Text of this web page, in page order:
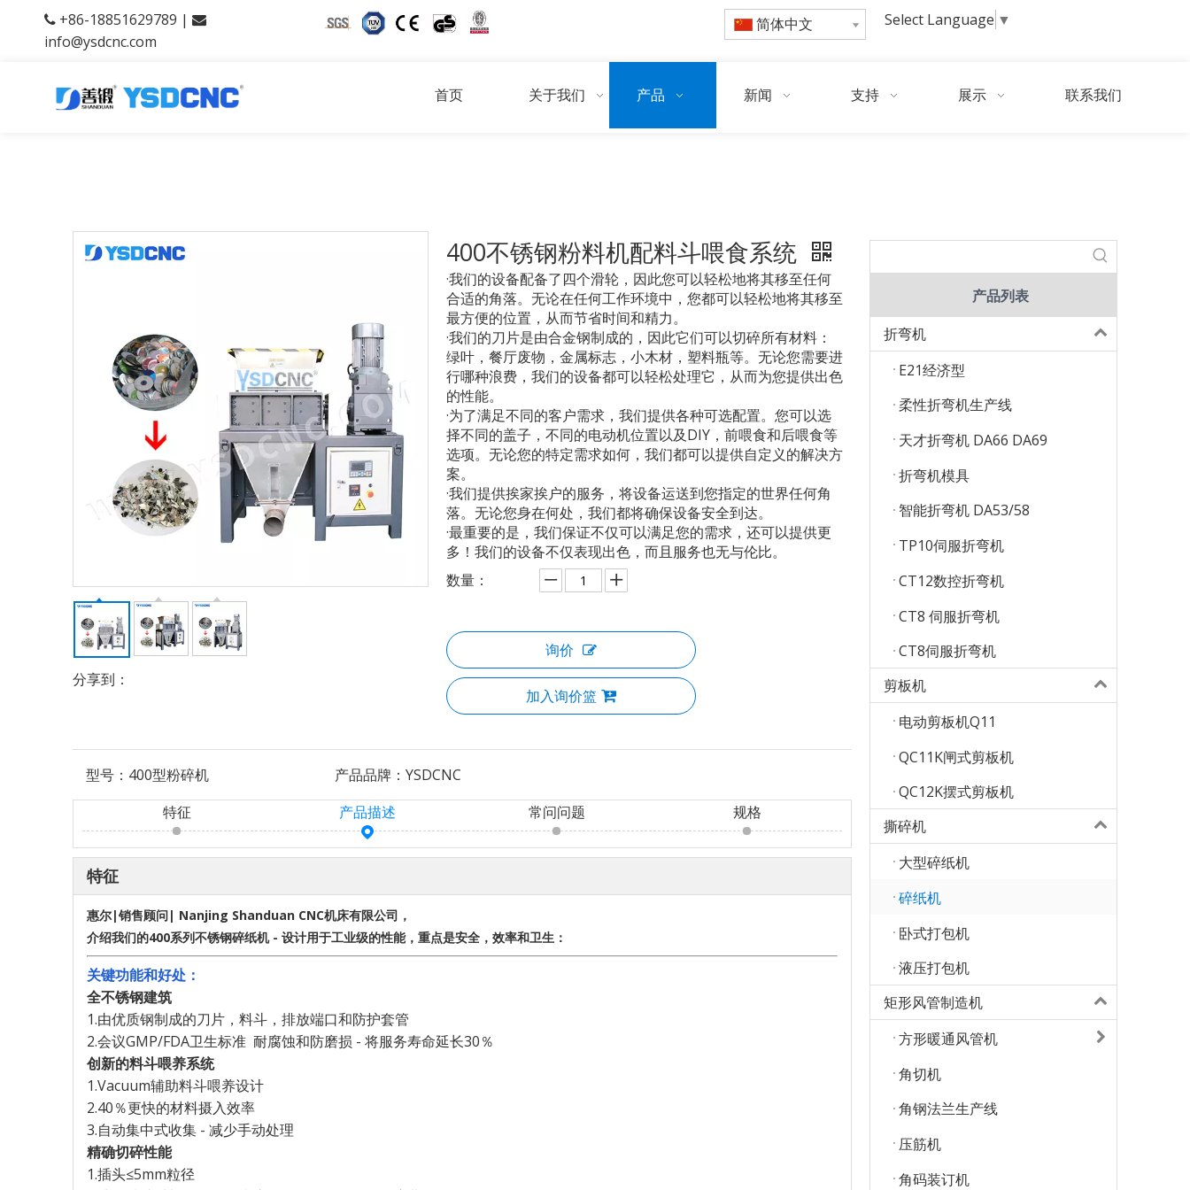
 +86-18851629789 | 
info@ysdcnc.com
简体中文 Select Language ▼
首页 关于我们 产品 新闻 支持 展示 联系我们
分享到：
400不锈钢粉料机配料斗喂食系统
·我们的设备配备了四个滑轮，因此您可以轻松地将其移至任何
合适的角落。无论在任何工作环境中，您都可以轻松地将其移至
最方便的位置，从而节省时间和精力。
·我们的刀片是由合金钢制成的，因此它们可以切碎所有材料：
绿叶，餐厅废物，金属标志，小木材，塑料瓶等。无论您需要进
行哪种浪费，我们的设备都可以轻松处理它，从而为您提供出色
的性能。
·为了满足不同的客户需求，我们提供各种可选配置。您可以选
择不同的盖子，不同的电动机位置以及DIY，前喂食和后喂食等
选项。无论您的特定需求如何，我们都可以提供自定义的解决方
案。
·我们提供挨家挨户的服务，将设备运送到您指定的世界任何角
落。无论您身在何处，我们都将确保设备安全到达。
·最重要的是，我们保证不仅可以满足您的需求，还可以提供更
多！我们的设备不仅表现出色，而且服务也无与伦比。
数量：
询价
加入询价篮
型号： 400型粉碎机 产品品牌： YSDCNC
特征
产品描述 常问问题 规格
特征
惠尔|销售顾问| Nanjing Shanduan CNC机床有限公司，
介绍我们的400系列不锈钢碎纸机 - 设计用于工业级的性能，重点是安全，效率和卫生：
关键功能和好处：
全不锈钢建筑
1.由优质钢制成的刀片，料斗，排放端口和防护套管
2.会议GMP/FDA卫生标准 耐腐蚀和防磨损 - 将服务寿命延长30％
创新的料斗喂养系统
1.Vacuum辅助料斗喂养设计
2.40％更快的材料摄入效率
3.自动集中式收集 - 减少手动处理
精确切碎性能
1.插头≤5mm粒径
产品列表
折弯机
E21经济型
柔性折弯机生产线
天才折弯机 DA66 DA69
折弯机模具
智能折弯机 DA53/58
TP10伺服折弯机
CT12数控折弯机
CT8 伺服折弯机
CT8伺服折弯机
剪板机
电动剪板机Q11
QC11K闸式剪板机
QC12K摆式剪板机
撕碎机
大型碎纸机
碎纸机
卧式打包机
液压打包机
矩形风管制造机
方形暖通风管机
角切机
角钢法兰生产线
压筋机
角码装订机